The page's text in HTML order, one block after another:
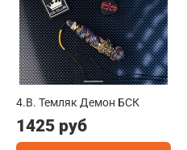
4.B. Темляк Демон БСК
1425 руб